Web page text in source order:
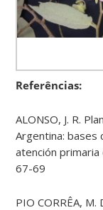
Referências:
ALONSO, J. R.
Argentina: bases
atención primaria
67-69
PIO CORRÊA,